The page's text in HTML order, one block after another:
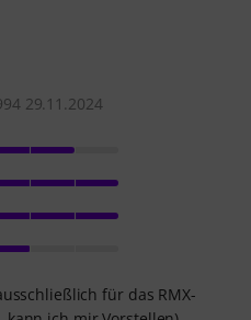
29.11.2024
für das RMX-